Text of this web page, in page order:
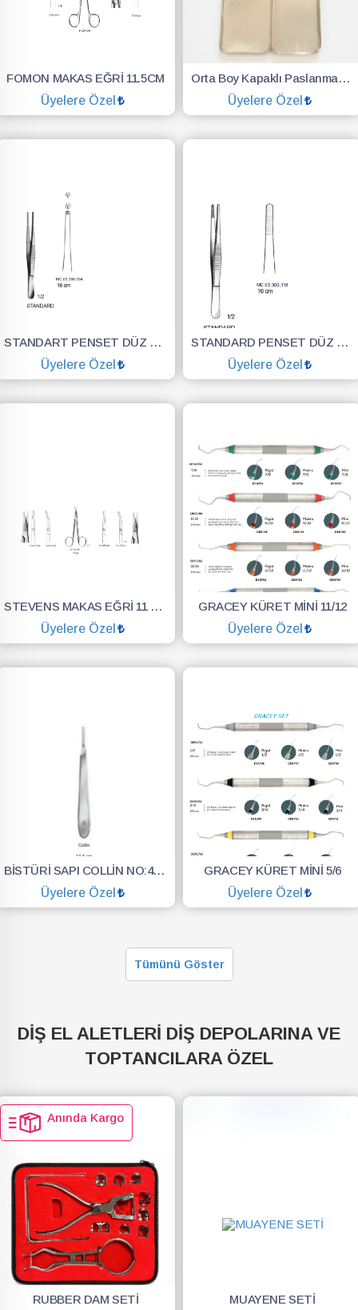
FOMON MAKAS EĞRİ 11.5CM
Üyelere Özel
SEPETE EKLE
Orta Boy Kapaklı Paslanmaz Çelik Küvet – Diş Hekimliği Öğrencileri İçin Steril ve Dayanıklı
Üyelere Özel
SEPETE EKLE
STANDART PENSET DÜZ DİŞLİ 16CM
Üyelere Özel
SEPETE EKLE
STANDARD PENSET DÜZ DİŞSİZ 16 CM
Üyelere Özel
SEPETE EKLE
STEVENS MAKAS EĞRİ 11 CM
Üyelere Özel
SEPETE EKLE
GRACEY KÜRET MİNİ 11/12
Üyelere Özel
SEPETE EKLE
BİSTÜRİ SAPI COLLİN NO:4 14 CM
Üyelere Özel
GRACEY KÜRET MİNİ 5/6
Üyelere Özel
Tümünü Göster
DİŞ EL ALETLERİ DİŞ DEPOLARINA VE
TOPTANCILARA ÖZEL
Anında Kargo
RUBBER DAM SETİ
MUAYENE SETİ